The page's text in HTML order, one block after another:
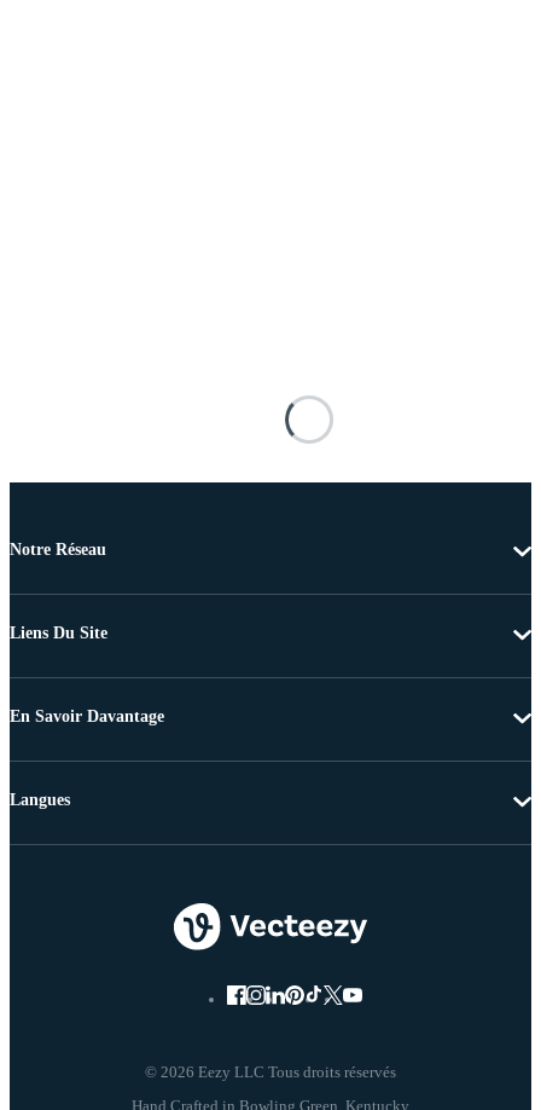
Notre Réseau
Liens Du Site
En Savoir Davantage
© 2026 Eezy LLC Tous droits réservés
Langues